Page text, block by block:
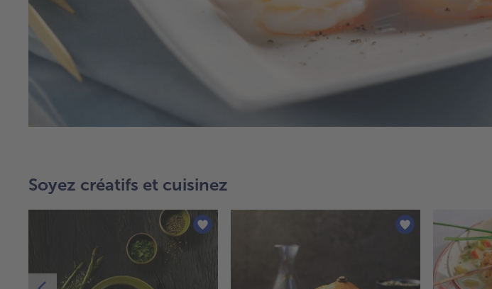
Soyez créatifs et cuisinez